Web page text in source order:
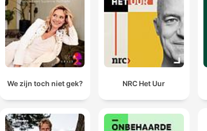
We zijn toch niet gek? NRC Het Uur